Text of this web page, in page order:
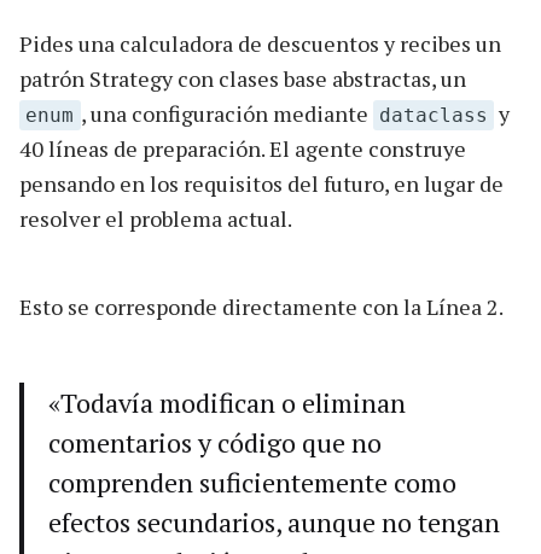
Pides una calculadora de descuentos y recibes un
patrón Strategy con clases base abstractas, un
enum , una configuración mediante dataclass y
40 líneas de preparación. El agente construye
pensando en los requisitos del futuro, en lugar de
resolver el problema actual.
Esto se corresponde directamente con la Línea 2.
«Todavía modifican o eliminan
comentarios y código que no
comprenden suficientemente como
efectos secundarios, aunque no tengan